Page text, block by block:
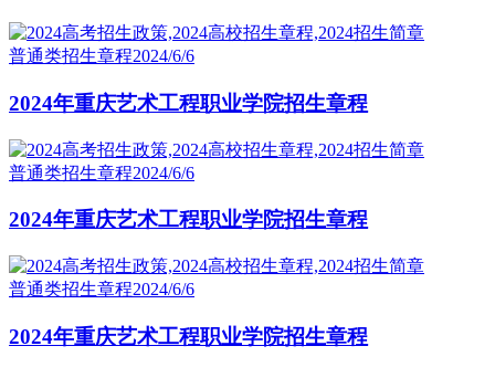
普通类招生章程2024/6/6
2024年重庆艺术工程职业学院招生章程
普通类招生章程2024/6/6
2024年重庆艺术工程职业学院招生章程
普通类招生章程2024/6/6
2024年重庆艺术工程职业学院招生章程